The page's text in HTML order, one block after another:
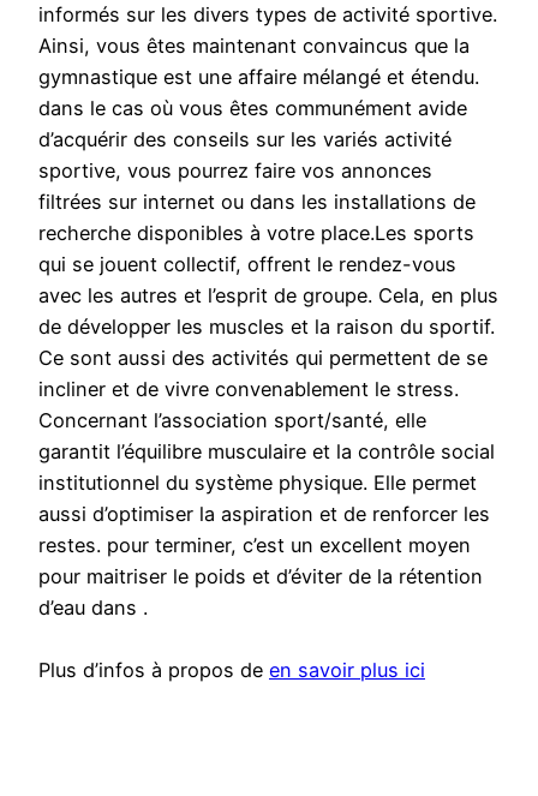
informés sur les divers types de activité sportive.
Ainsi, vous êtes maintenant convaincus que la
gymnastique est une affaire mélangé et étendu.
dans le cas où vous êtes communément avide
d’acquérir des conseils sur les variés activité
sportive, vous pourrez faire vos annonces
filtrées sur internet ou dans les installations de
recherche disponibles à votre place.Les sports
qui se jouent collectif, offrent le rendez-vous
avec les autres et l’esprit de groupe. Cela, en plus
de développer les muscles et la raison du sportif.
Ce sont aussi des activités qui permettent de se
incliner et de vivre convenablement le stress.
Concernant l’association sport/santé, elle
garantit l’équilibre musculaire et la contrôle social
institutionnel du système physique. Elle permet
aussi d’optimiser la aspiration et de renforcer les
restes. pour terminer, c’est un excellent moyen
pour maitriser le poids et d’éviter de la rétention
d’eau dans .
Plus d’infos à propos de en savoir plus ici